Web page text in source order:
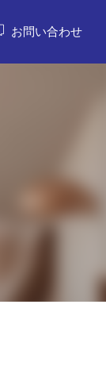
お問い合わせ